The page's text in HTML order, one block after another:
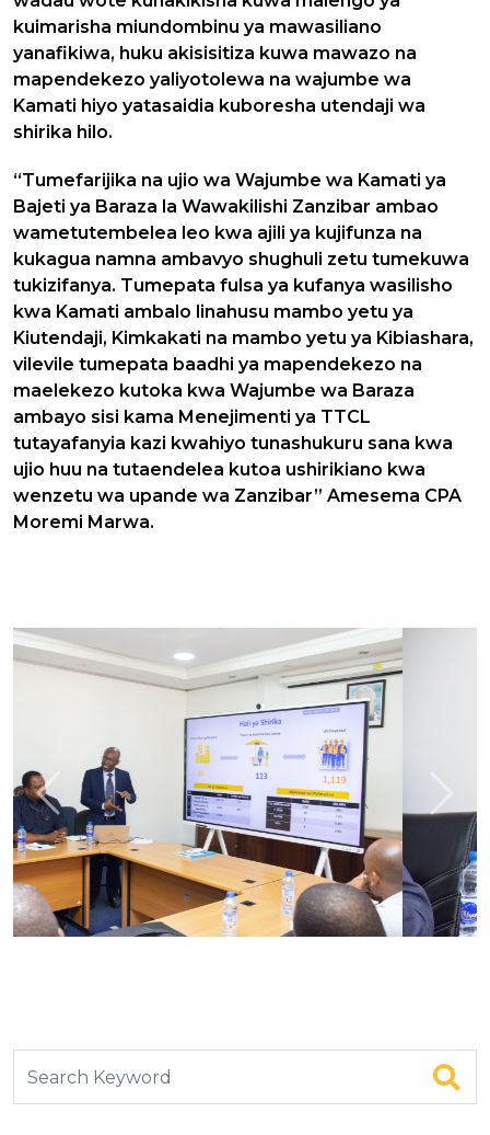
kuimarisha miundombinu ya mawasiliano
yanafikiwa, huku akisisitiza kuwa mawazo na
mapendekezo yaliyotolewa na wajumbe wa
Kamati hiyo yatasaidia kuboresha utendaji wa
shirika hilo.
“Tumefarijika na ujio wa Wajumbe wa Kamati ya
Bajeti ya Baraza la Wawakilishi Zanzibar ambao
wametutembelea leo kwa ajili ya kujifunza na
kukagua namna ambavyo shughuli zetu tumekuwa
tukizifanya. Tumepata fulsa ya kufanya wasilisho
kwa Kamati ambalo linahusu mambo yetu ya
Kiutendaji, Kimkakati na mambo yetu ya Kibiashara,
vilevile tumepata baadhi ya mapendekezo na
maelekezo kutoka kwa Wajumbe wa Baraza
ambayo sisi kama Menejimenti ya TTCL
tutayafanyia kazi kwahiyo tunashukuru sana kwa
ujio huu na tutaendelea kutoa ushirikiano kwa
wenzetu wa upande wa Zanzibar” Amesema CPA
Moremi Marwa.
Previous